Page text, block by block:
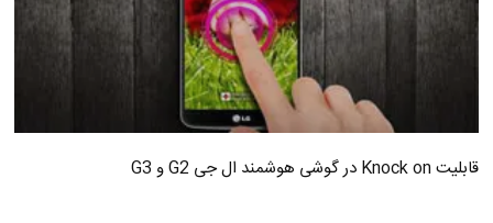
قابلیت Knock on در گوشی هوشمند ال جی G2 و G3